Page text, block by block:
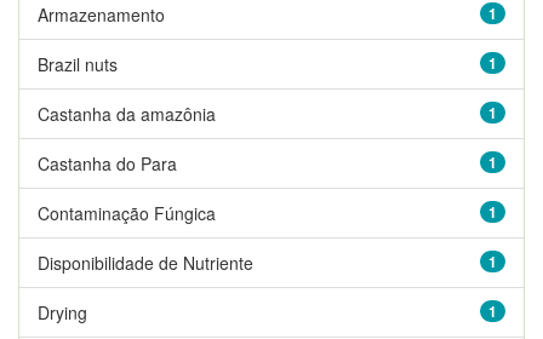
1
Armazenamento
1
Brazil nuts
1
Castanha da amazônia
1
Castanha do Para
1
Contaminação Fúngica
1
Disponibilidade de Nutriente
1
Drying